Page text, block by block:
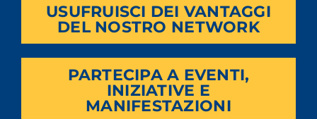
USUFRUISCI DEI VANTAGGI
DEL NOSTRO NETWORK
PARTECIPA A EVENTI,
INIZIATIVE E
MANIFESTAZIONI